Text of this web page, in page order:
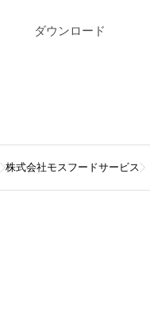
ダウンロード
株式会社モスフードサービス